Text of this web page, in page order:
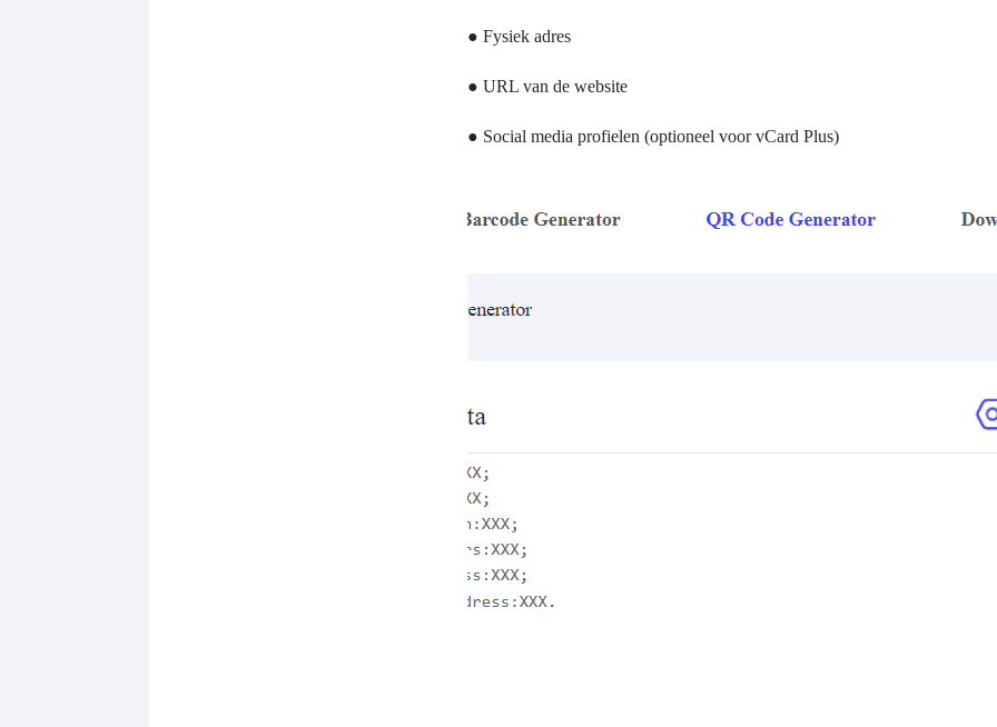
● Fysiek adres
● URL van de website
● Social media profielen (optioneel voor vCard Plus)